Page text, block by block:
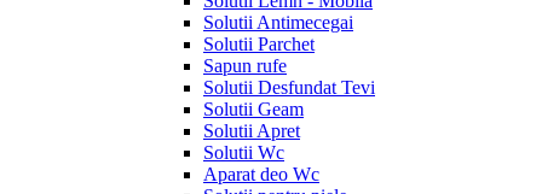
Solutii Antimecegai
Solutii Parchet
Sapun rufe
Solutii Desfundat Tevi
Solutii Geam
Solutii Apret
Solutii Wc
Aparat deo Wc